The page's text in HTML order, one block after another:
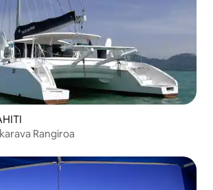
Rangiroa